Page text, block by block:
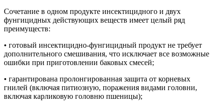
Сочетание в одном продукте инсектицидного и двух
фунгицидных действующих веществ имеет целый ряд
преимуществ:
• готовый инсектицидно-фунгицидный продукт не требует
дополнительного смешивания, что исключает все возможные
ошибки при приготовлении баковых смесей;
• гарантирована пролонгированная защита от корневых
гнилей (включая питиозную, поражения видами головни,
включая карликовую головню пшеницы);